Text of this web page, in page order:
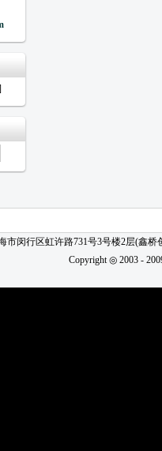
市闵行区虹许路731号3号楼2层(鑫
Copyright ◎ 2003 -